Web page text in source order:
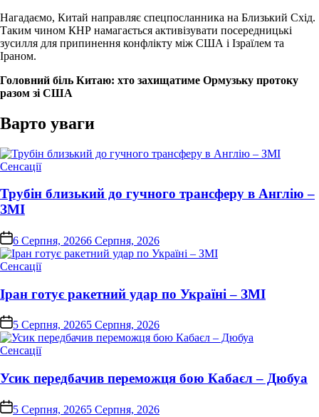
Нагадаємо, Китай направляє спецпосланника на Близький Схід.
Таким чином КНР намагається активізувати посередницькі
зусилля для припинення конфлікту між США і Ізраїлем та
Іраном.
Головний біль Китаю: хто захищатиме Ормузьку протоку
разом зі США
Варто уваги
Опублікувати
Сенсації
Трубін близький до гучного трансферу в Англію –
ЗМІ
on6 Серпня, 20266 Серпня, 2026
Опублікувати
Сенсації
Іран готує ракетний удар по Україні – ЗМІ
on 5 Серпня, 20265 Серпня, 2026
Опублікувати
Сенсації
Усик передбачив переможця бою Кабаєл – Дюбуа
on 5 Серпня, 20265 Серпня, 2026